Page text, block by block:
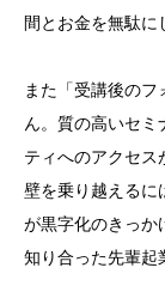
間とお金を無駄に
また「受講後の
ん。質の高いセミ
ティへのアクセス
壁を乗り越えるに
が黒字化のきっか
知り合った先輩起